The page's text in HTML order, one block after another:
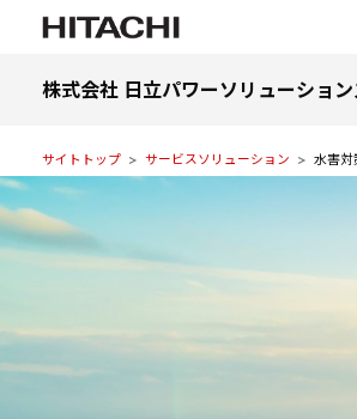
株式会社 日立パワーソリューション
サイトトップ サービスソリューション 水害対